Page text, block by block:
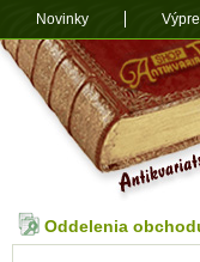
Oddelenia
Novinky